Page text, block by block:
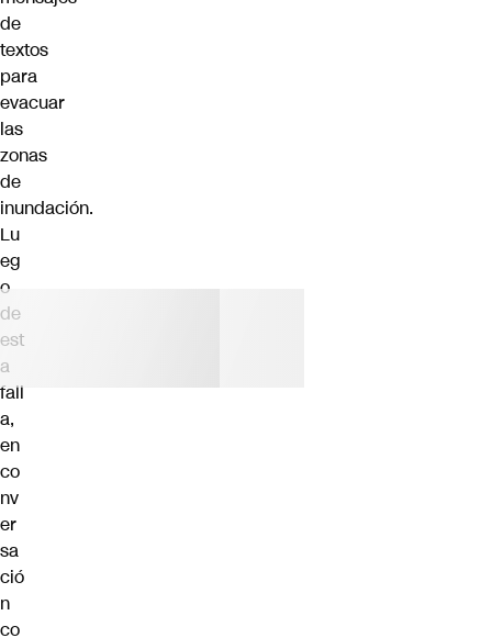
de
textos
para
evacuar
las
zonas
de
inundación.
Lu
eg
o
de
est
a
fall
a,
en
co
nv
er
sa
ció
n
co